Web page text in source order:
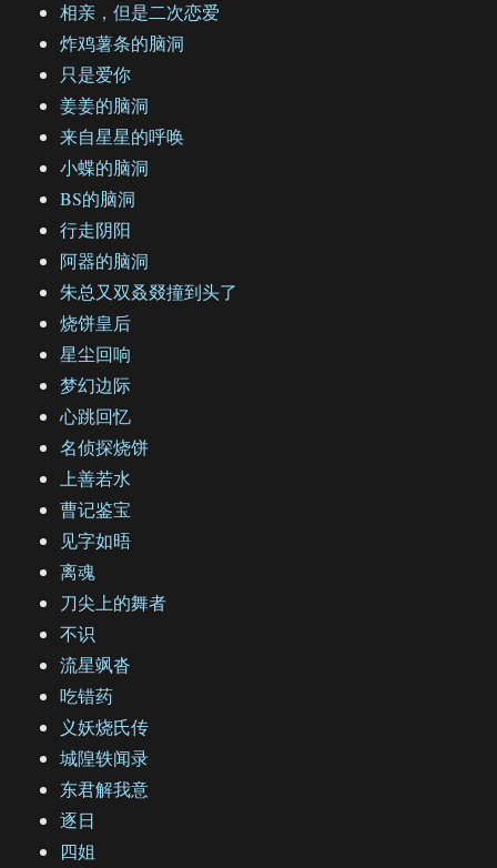
相亲，但是二次恋爱
炸鸡薯条的脑洞
只是爱你
姜姜的脑洞
来自星星的呼唤
小蝶的脑洞
BS的脑洞
行走阴阳
阿器的脑洞
朱总又双叒叕撞到头了
烧饼皇后
星尘回响
梦幻边际
心跳回忆
名侦探烧饼
上善若水
曹记鉴宝
见字如晤
离魂
刀尖上的舞者
不识
流星飒沓
吃错药
义妖烧氏传
城隍轶闻录
东君解我意
逐日
四姐